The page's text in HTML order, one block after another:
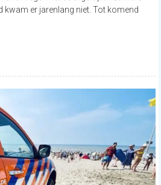
kwam er jarenlang niet. Tot komend